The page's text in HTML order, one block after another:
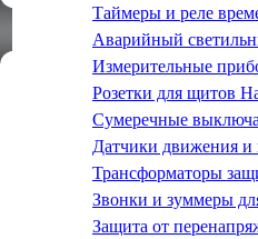
Таймеры и реле
Аварийный
Измерительные
Розетки для щитов
Сумеречные
Датчики движения и
Трансформаторы
Звонки и зуммеры
Защита от